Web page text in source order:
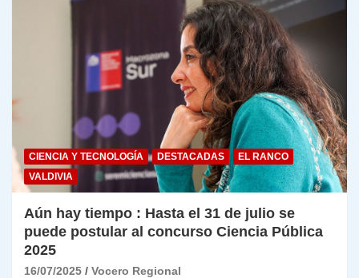
CIENCIA Y TECNOLOGÍA DESTACADAS
EL RANCO
VALDIVIA
Aún hay tiempo : Hasta el 31 de julio se
puede postular al concurso Ciencia Pública
2025
16/07/2025 Vocero Regional